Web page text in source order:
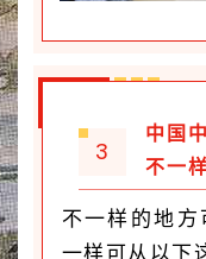
3
中国
不一样
不一样的地